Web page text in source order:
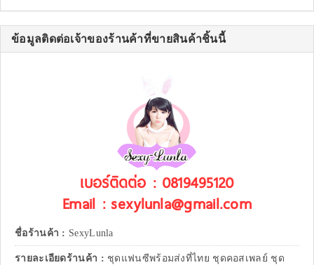
ข้อมูลติดต่อเจ้าของร้านค้าที่ขายสินค้าชิ้นนี้
เบอร์ติดต่อ : 0819495120
Email : sexylunla@gmail.com
ชื่อร้านค้า : SexyLunla
รายละเอียดร้านค้า : ชุดแฟนซีพร้อมส่งที่ไทย ชุดคอสเพลย์ ชุด